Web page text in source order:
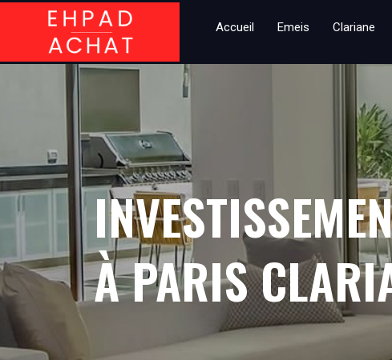
Accueil Emeis Clariane
À PARIS